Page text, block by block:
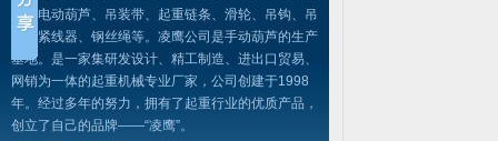
芦、电动葫芦、吊装带、起重链条、滑轮、吊钩、吊
具、紧线器、钢丝绳等。凌鹰公司是手动葫芦的生产
基地。是一家集研发设计、精工制造、进出口贸易、
网销为一体的起重机械专业厂家，公司创建于1998
年。经过多年的努力，拥有了起重行业的优质产品，
创立了自己的品牌——“凌鹰”。